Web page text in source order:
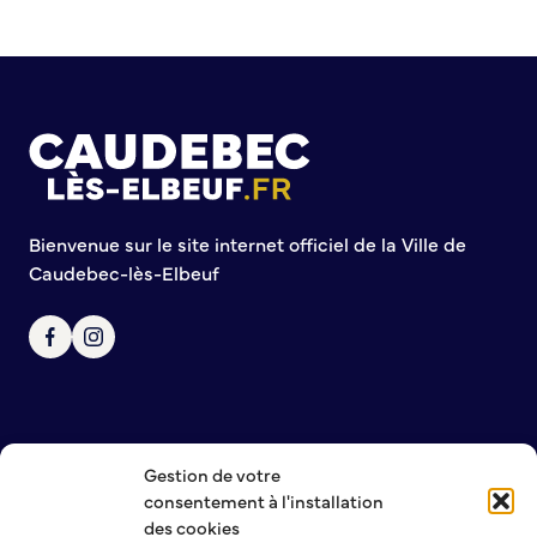
Gestion de votre
consentement à l'installation
des cookies
Bienvenue sur le site internet officiel de la Ville de
Caudebec-lès-Elbeuf
NOUS CONTACTER
MENTIONS LÉGALES
Conseil municipal des Sages
Grands projets
Les Cavées Est
La Halle Couverte